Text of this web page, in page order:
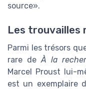
source .
Les trouvailles
Parmi les trésors
rare deÀ la
Marcel Proust lui-
est un exemplaire